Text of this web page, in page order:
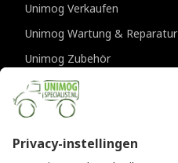
Unimog Verkaufen
Unimog Wartung & Reparatur
Unimog Zubehör
Unimog APK-prufungen
KONTAKTDATEN
Provincialeweg 94-98